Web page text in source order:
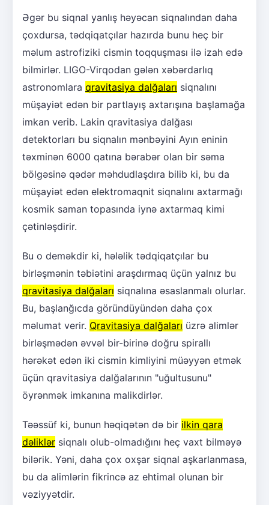
Əgər bu siqnal yanlış həyəcan siqnalından daha
çoxdursa, tədqiqatçılar hazırda bunu heç bir
məlum astrofiziki cismin toqquşması ilə izah edə
bilmirlər. LIGO-Virqodan gələn xəbərdarlıq
astronomlara qravitasiya dalğaları siqnalını
müşayiət edən bir partlayış axtarışına başlamağa
imkan verib. Lakin qravitasiya dalğası
detektorları bu siqnalın mənbəyini Ayın eninin
təxminən 6000 qatına bərabər olan bir səma
bölgəsinə qədər məhdudlaşdıra bilib ki, bu da
müşayiət edən elektromaqnit siqnalını axtarmağı
kosmik saman topasında iynə axtarmaq kimi
çətinləşdirir.
Bu o deməkdir ki, hələlik tədqiqatçılar bu
birləşmənin təbiətini araşdırmaq üçün yalnız bu
qravitasiya dalğaları siqnalına əsaslanmalı olurlar.
Bu, başlanğıcda göründüyündən daha çox
məlumat verir. Qravitasiya dalğaları üzrə alimlər
birləşmədən əvvəl bir-birinə doğru spirallı
hərəkət edən iki cismin kimliyini müəyyən etmək
üçün qravitasiya dalğalarının "uğultusunu"
öyrənmək imkanına malikdirlər.
Təəssüf ki, bunun həqiqətən də bir ilkin qara
dəliklər siqnalı olub-olmadığını heç vaxt bilməyə
bilərik. Yəni, daha çox oxşar siqnal aşkarlanmasa,
bu da alimlərin fikrincə az ehtimal olunan bir
vəziyyətdir.